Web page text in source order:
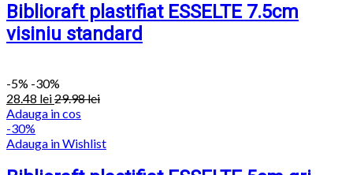
Biblioraft plastifiat ESSELTE 7.5cm
visiniu standard
-5% -30%
28.48 lei29.98lei
Adauga in cos
-30%
Adauga in Wishlist